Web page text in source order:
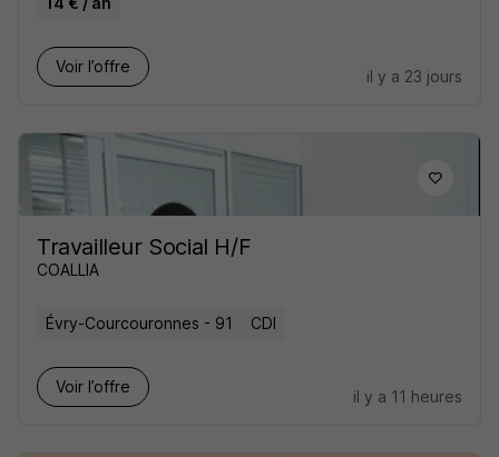
Voir l’offre
il y a 23 jours
Travailleur Social H/F
COALLIA
Évry-Courcouronnes - 91 CDI
Voir l’offre
il y a 11 heures